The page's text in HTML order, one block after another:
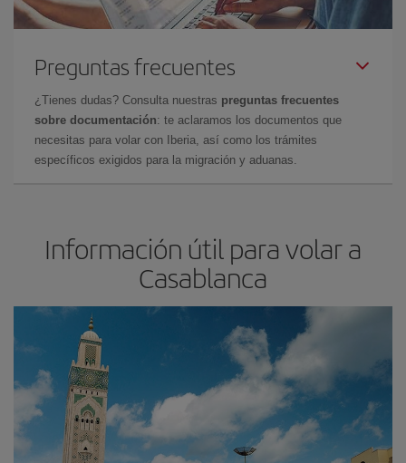
Preguntas frecuentes
¿Tienes dudas? Consulta nuestras preguntas frecuentes
sobre documentación: te aclaramos los documentos que
necesitas para volar con Iberia, así como los trámites
específicos exigidos para la migración y aduanas.
Información útil para volar a
Casablanca